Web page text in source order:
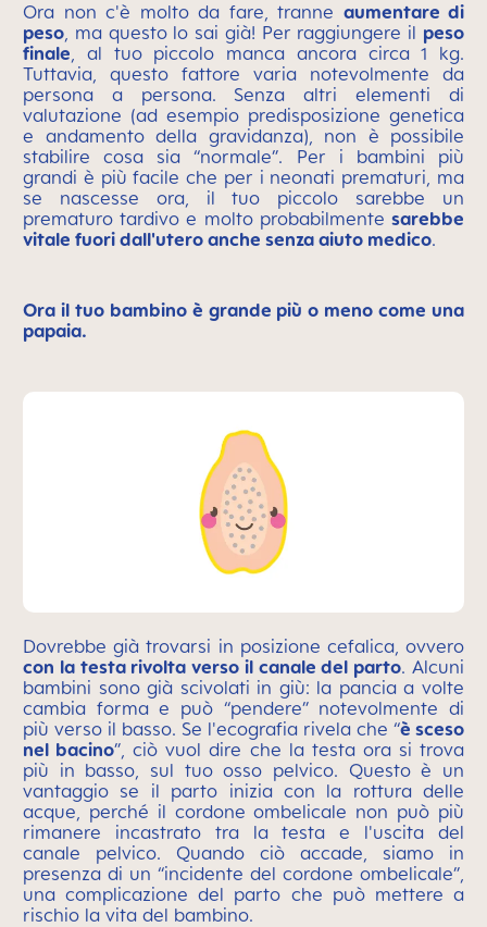
Ora non c'è molto da fare, tranne aumentare di
peso, ma questo lo sai già! Per raggiungere il peso
finale, al tuo piccolo manca ancora circa 1 kg.
Tuttavia, questo fattore varia notevolmente da
persona a persona. Senza altri elementi di
valutazione (ad esempio predisposizione genetica
e andamento della gravidanza), non è possibile
stabilire cosa sia “normale”. Per i bambini più
grandi è più facile che per i neonati prematuri, ma
se nascesse ora, il tuo piccolo sarebbe un
prematuro tardivo e molto probabilmente sarebbe
vitale fuori dall'utero anche senza aiuto medico.
Ora il tuo bambino è grande più o meno come una
papaia.
Dovrebbe già trovarsi in posizione cefalica, ovvero
con la testa rivolta verso il canale del parto. Alcuni
bambini sono già scivolati in giù: la pancia a volte
cambia forma e può “pendere” notevolmente di
più verso il basso. Se l'ecografia rivela che “è sceso
nel bacino”, ciò vuol dire che la testa ora si trova
più in basso, sul tuo osso pelvico. Questo è un
vantaggio se il parto inizia con la rottura delle
acque, perché il cordone ombelicale non può più
rimanere incastrato tra la testa e l'uscita del
canale pelvico. Quando ciò accade, siamo in
presenza di un “incidente del cordone ombelicale”,
una complicazione del parto che può mettere a
rischio la vita del bambino.